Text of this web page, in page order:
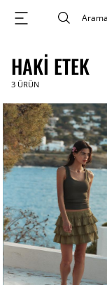
HAKI ETEK
3 ÜRÜN